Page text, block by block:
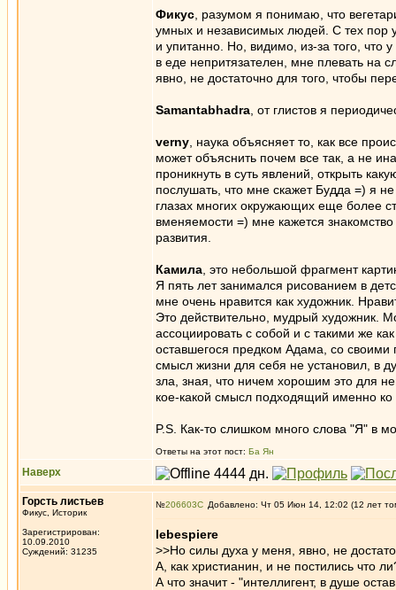
Фикус , разумом я понимаю, что
умных и независимых людей. С тех пор
и упитанно. Но, видимо, из-за того, что
в еде непритязателен, мне плевать на
явно, не достаточно для того, чтобы
Samantabhadra , от глистов я
verny , наука объясняет то, как все
может объяснить почем все так, а не
проникнуть в суть явлений, открыть
послушать, что мне скажет Будда =) я
глазах многих окружающих еще более
вменяемости =) мне кажется
развития.
Камила , это небольшой фрагмент
Я пять лет занимался рисованием в
мне очень нравится как художник.
Это действительно, мудрый художник.
ассоциировать с собой и с такими же
оставшегося предком Адама, со
смысл жизни для себя не установил, в
зла, зная, что ничем хорошим это для
кое-какой смысл подходящий именно
P.S. Как-то слишком много слова "Я" в
Ответы на этот пост: Ба Ян
Наверх
Горсть листьев
Фикус, Историк
Зарегистрирован:
10.09.2010
Суждений: 31235
№206603 Добавлено: Чт 05 Июн 14, 12:02 (12 лет
lebespiere
>>Но силы духа у меня, явно, не
А, как христианин, и не постились что
А что значит - "интеллигент, в душе